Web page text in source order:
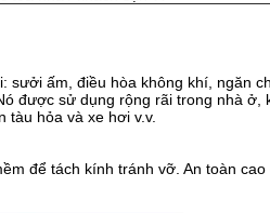
ấm, điều hòa không khí, ngăn
được sử dụng rộng rãi trong nhà ở,
tàu hỏa và xe hơi v.v.
để tách kính tránh vỡ. An toàn